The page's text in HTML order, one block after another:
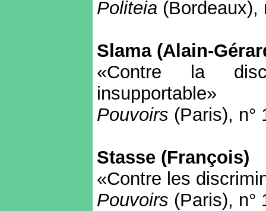
Politeia (Bordeaux),
Slama (Alain-
«Contre la
insupportable»
Pouvoirs (Paris), n°
Stasse (François)
«Contre les
Pouvoirs (Paris), n°